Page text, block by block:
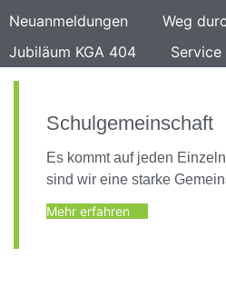
Neuanmeldungen
Weg
Jubiläum KGA 404
Service
Schulgemeinschaft
Es kommt auf jeden
sind wir eine starke
Mehr erfahren